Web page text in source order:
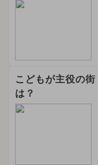
2025年5月のイベ
2024年10月のイ
夏休み（涼しい）
2024年7月のイベ
2026年3月のイベ
デ
こどもが主役の
は？